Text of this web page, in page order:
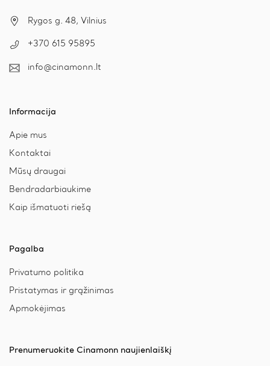
Rygos g. 48, Vilnius
+370 615 95895
info@cinamonn.lt
Informacija
Apie mus
Kontaktai
Mūsų draugai
Bendradarbiaukime
Kaip išmatuoti riešą
Pagalba
Privatumo politika
Pristatymas ir grąžinimas
Apmokėjimas
Prenumeruokite Cinamonn naujienlaiškį